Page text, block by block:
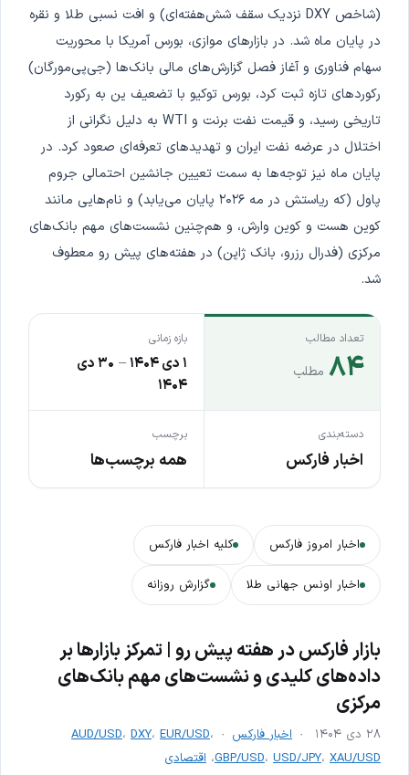
(شاخص DXY نزدیک سقف شش‌هفته‌ای) و افت نسبی طلا و نقره
در پایان ماه شد. در بازارهای موازی، بورس آمریکا با محوریت
سهام فناوری و آغاز فصل گزارش‌های مالی بانک‌ها (جی‌پی‌مورگان)
رکوردهای تازه ثبت کرد، بورس توکیو با تضعیف ین به رکورد
تاریخی رسید، و قیمت نفت برنت و WTI به دلیل نگرانی از
اختلال در عرضه نفت ایران و تهدیدهای تعرفه‌ای صعود کرد. در
پایان ماه نیز توجه‌ها به سمت تعیین جانشین احتمالی جروم
پاول (که ریاستش در مه ۲۰۲۶ پایان می‌یابد) و نام‌هایی مانند
کوین هست و کوین وارش، و هم‌چنین نشست‌های مهم بانک‌های
مرکزی (فدرال رزرو، بانک ژاپن) در هفته‌های پیش رو معطوف
شد.
تعداد مطالب
۸۴ مطلب
بازه زمانی
۱ دی ۱۴۰۴ –
۳۰ دی
۱۴۰۴
دسته‌بندی
اخبار فارکس
برچسب
همه برچسب‌ها
اخبار امروز فارکس کلیه اخبار فارکس
اخبار اونس جهانی طلا گزارش روزانه
بازار فارکس در هفته پیش رو | تمرکز بازارها بر
داده‌های کلیدی و نشست‌های مهم بانک‌های
مرکزی
۲۸ دی ۱۴۰۴ اخبار فارکس AUD/USD، DXY، EUR/USD،
GBP/USD، USD/JPY، XAU/USD ، اقتصادی